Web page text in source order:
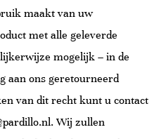
maakt van uw
met alle geleverde
mogelijk – in de
aan ons geretourneerd
van dit recht kunt u contact
Wij zullen